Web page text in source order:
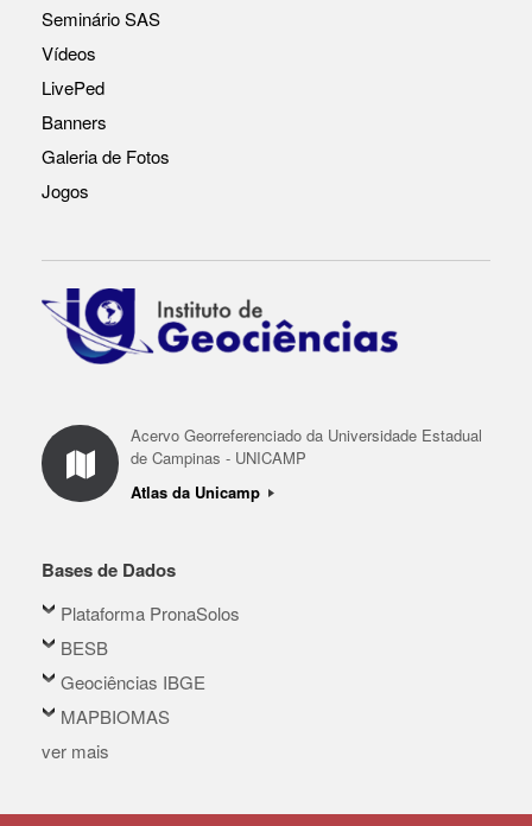
Seminário SAS
Vídeos
LivePed
Banners
Galeria de Fotos
Jogos
Acervo Georreferenciado da Universidade Estadual
de Campinas - UNICAMP
Atlas da Unicamp
Bases de Dados
Plataforma PronaSolos
BESB
Geociências IBGE
MAPBIOMAS
ver mais